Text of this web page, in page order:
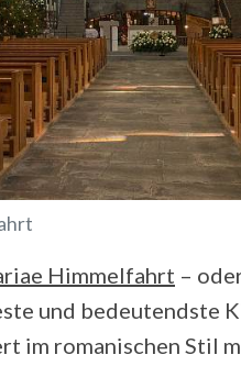
Himmelfahrt –
und bedeutendste
im romanischen Stil